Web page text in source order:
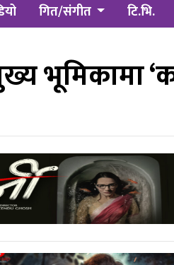
गित/संगीत टि.भि.
भूमिकामा